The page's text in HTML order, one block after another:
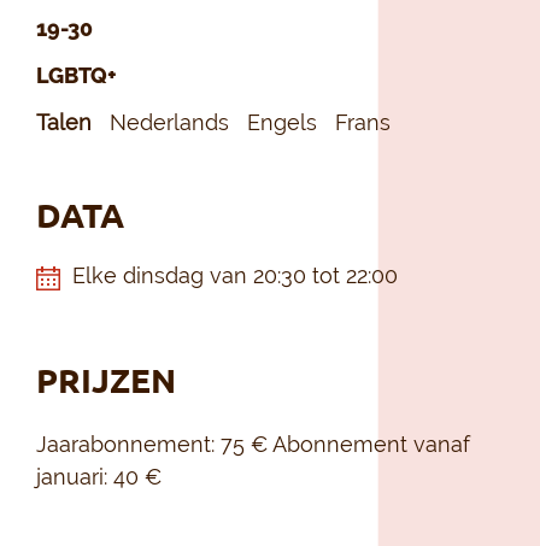
19-30
LGBTQ+
Talen
Nederlands Engels Frans
DATA
Elke dinsdag van 20:30 tot 22:00
PRIJZEN
Jaarabonnement: 75 € Abonnement vanaf
januari: 40 €